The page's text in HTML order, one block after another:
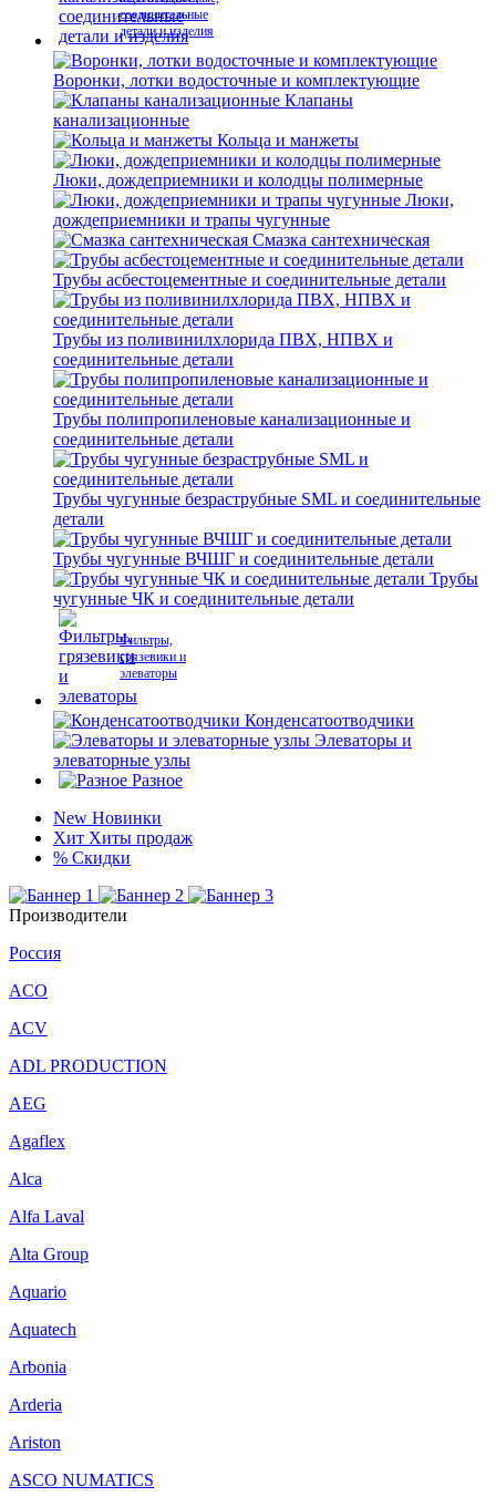
соединительные
детали и изделия
Воронки, лотки водосточные и комплектующие
Клапаны
канализационные
Кольца и манжеты
Люки, дождеприемники и колодцы полимерные
Люки,
дождеприемники и трапы чугунные
Смазка сантехническая
Трубы асбестоцементные и соединительные детали
Трубы из поливинилхлорида ПВХ, НПВХ и
соединительные детали
Трубы полипропиленовые канализационные и
соединительные детали
Трубы чугунные безраструбные SML и соединительные
детали
Трубы чугунные ВЧШГ и соединительные детали
Трубы
чугунные ЧК и соединительные детали
Фильтры,
грязевики и
элеваторы
Конденсатоотводчики
Элеваторы и
элеваторные узлы
Разное
New Новинки
Хит Хиты продаж
% Скидки
Производители
Россия
ACO
ACV
ADL PRODUCTION
AEG
Agaflex
Alca
Alfa Laval
Alta Group
Aquario
Aquatech
Arbonia
Arderia
Ariston
ASCO NUMATICS